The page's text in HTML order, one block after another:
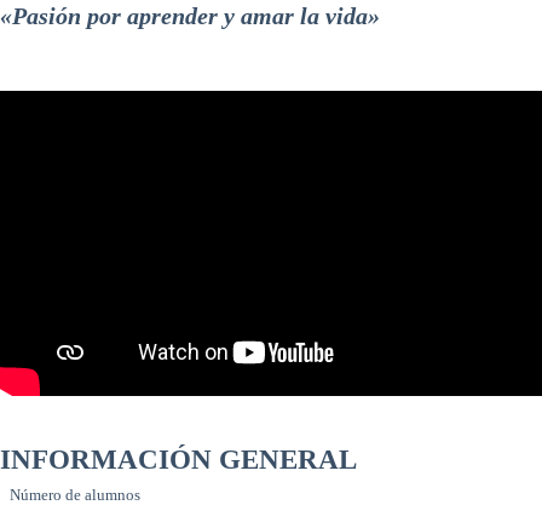
«Pasión por aprender y amar la vida»
INFORMACIÓN GENERAL
Número de alumnos